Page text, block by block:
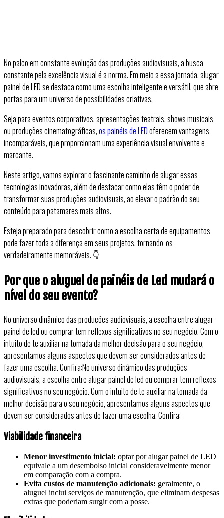
No palco em constante evolução das produções audiovisuais, a busca
constante pela excelência visual é a norma. Em meio a essa jornada, alugar
painel de LED se destaca como uma escolha inteligente e versátil, que abre
portas para um universo de possibilidades criativas.
Seja para eventos corporativos, apresentações teatrais, shows musicais
ou produções cinematográficas,os painéis de LEDoferecem vantagens
incomparáveis, que proporcionam uma experiência visual envolvente e
marcante.
Neste artigo, vamos explorar o fascinante caminho de alugar essas
tecnologias inovadoras, além de destacar como elas têm o poder de
transformar suas produções audiovisuais, ao elevar o padrão do seu
conteúdo para patamares mais altos.
Esteja preparado para descobrir como a escolha certa de equipamentos
pode fazer toda a diferença em seus projetos, tornando-os
verdadeiramente memoráveis. 👇
Por que o aluguel de painéis de Led mudará o
nível do seu evento?
No universo dinâmico das produções audiovisuais, a escolha entre alugar
painel de led ou comprar tem reflexos significativos no seu negócio. Com o
intuito de te auxiliar na tomada da melhor decisão para o seu negócio,
apresentamos alguns aspectos que devem ser considerados antes de
fazer uma escolha. Confira:No universo dinâmico das produções
audiovisuais, a escolha entre alugar painel de led ou comprar tem reflexos
significativos no seu negócio. Com o intuito de te auxiliar na tomada da
melhor decisão para o seu negócio, apresentamos alguns aspectos que
devem ser considerados antes de fazer uma escolha. Confira:
Viabilidade financeira
Menor investimento inicial: optar por alugar painel de LED
equivale a um desembolso inicial consideravelmente menor
em comparação com a compra.
Evita custos de manutenção adicionais: geralmente, o
aluguel inclui serviços de manutenção, que eliminam despesas
extras que poderiam surgir com a posse.